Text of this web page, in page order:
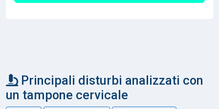
Principali disturbi analizzati con
un tampone cervicale